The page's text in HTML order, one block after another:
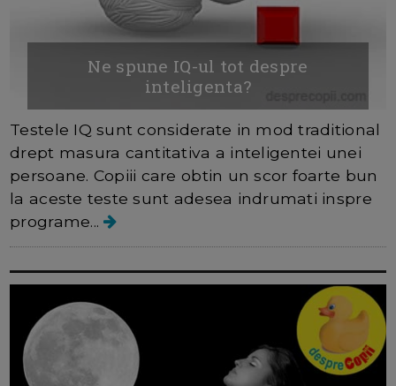
Ne spune IQ-ul tot despre
inteligenta?
Testele IQ sunt considerate in mod traditional
drept masura cantitativa a inteligentei unei
persoane. Copiii care obtin un scor foarte bun
la aceste teste sunt adesea indrumati inspre
programe...